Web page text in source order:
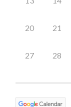
20 21
27 28